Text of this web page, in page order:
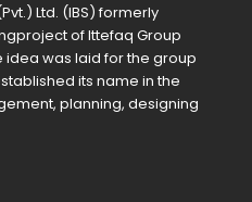
Ltd. (IBS) formerly
of Ittefaq Group
was laid for the group
its name in the
planning, designing